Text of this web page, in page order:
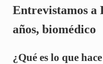
Entrevistamos a
años, biomédico
¿Qué es lo que